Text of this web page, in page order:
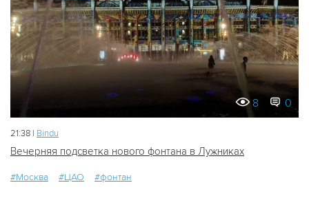
8 0
21:38 | Bindu
Вечерняя подсветка нового фонтана в Лужниках
#Москва #ЦАО #фонтан